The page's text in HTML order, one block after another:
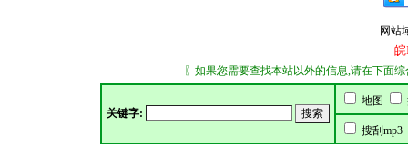
网站
皖
〖如果您需要查找本站以外的信息,请在下面综合搜索
关键字:
地图
搜刮mp3